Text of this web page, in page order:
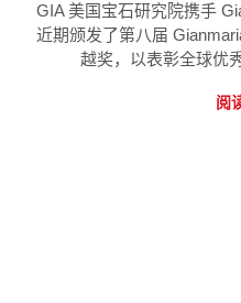
GIA 美国宝石研究院携手
近期颁发了第八届
越奖，以表彰全球优
阅